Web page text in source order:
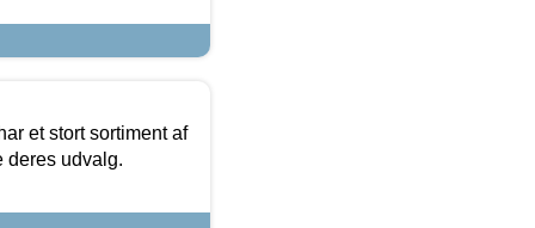
et stort sortiment af
deres udvalg.